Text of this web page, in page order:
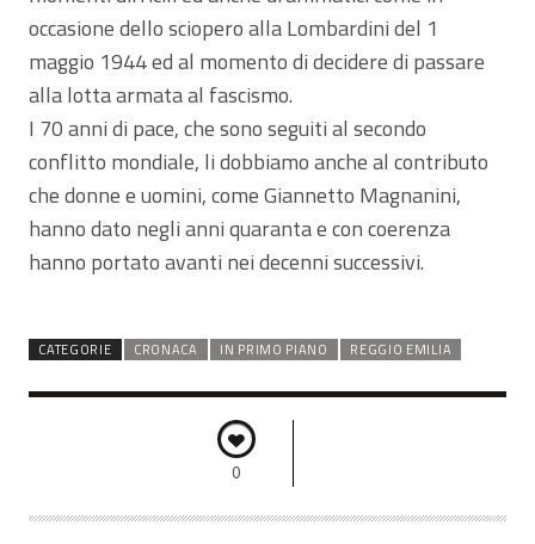
occasione dello sciopero alla Lombardini del 1
maggio 1944 ed al momento di decidere di passare
alla lotta armata al fascismo.
I 70 anni di pace, che sono seguiti al secondo
conflitto mondiale, li dobbiamo anche al contributo
che donne e uomini, come Giannetto Magnanini,
hanno dato negli anni quaranta e con coerenza
hanno portato avanti nei decenni successivi.
CATEGORIE CRONACA IN PRIMO PIANO REGGIO EMILIA
0